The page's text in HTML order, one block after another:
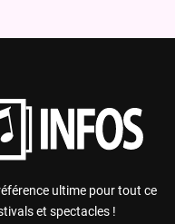
ultime pour tout ce
et spectacles !